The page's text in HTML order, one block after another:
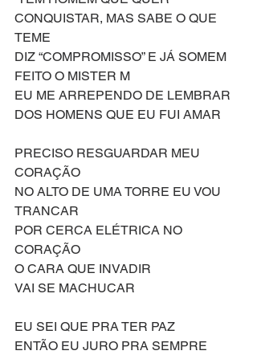
CONQUISTAR, MAS SABE O QUE
TEME
DIZ “COMPROMISSO” E JÁ SOMEM
FEITO O MISTER M
EU ME ARREPENDO DE LEMBRAR
DOS HOMENS QUE EU FUI AMAR
PRECISO RESGUARDAR MEU
CORAÇÃO
NO ALTO DE UMA TORRE EU VOU
TRANCAR
POR CERCA ELÉTRICA NO
CORAÇÃO
O CARA QUE INVADIR
VAI SE MACHUCAR
EU SEI QUE PRA TER PAZ
ENTÃO EU JURO PRA SEMPRE